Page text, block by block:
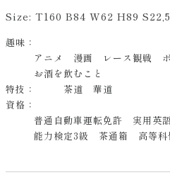
Size: T160 B84 W62 H89
趣味：
アニメ 漫画 レース観戦
お酒を飲むこと
特技：
茶道 華道
資格：
普通自動車運転免許 実用英
能力検定3級 茶通箱 高等科